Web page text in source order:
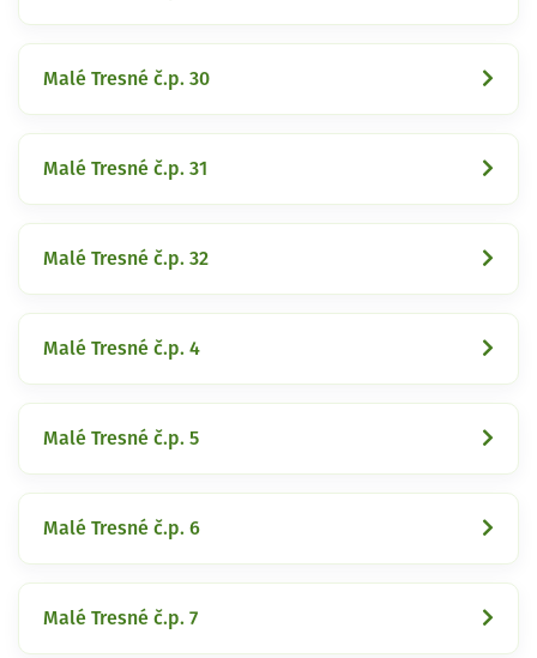
Malé Tresné č.p. 30
Malé Tresné č.p. 31
Malé Tresné č.p. 32
Malé Tresné č.p. 4
Malé Tresné č.p. 5
Malé Tresné č.p. 6
Malé Tresné č.p. 7